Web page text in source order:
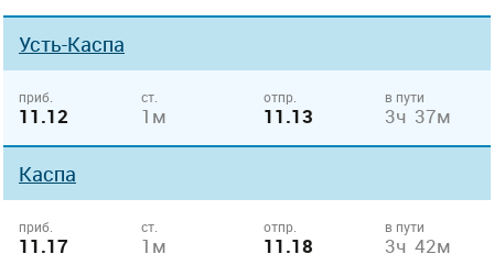
Усть-Каспа
приб.
11.12
ст.
1м
отпр.
11.13
в пути
3ч 37м
Каспа
приб.
11.17
ст.
1м
отпр.
11.18
в пути
3ч 42м